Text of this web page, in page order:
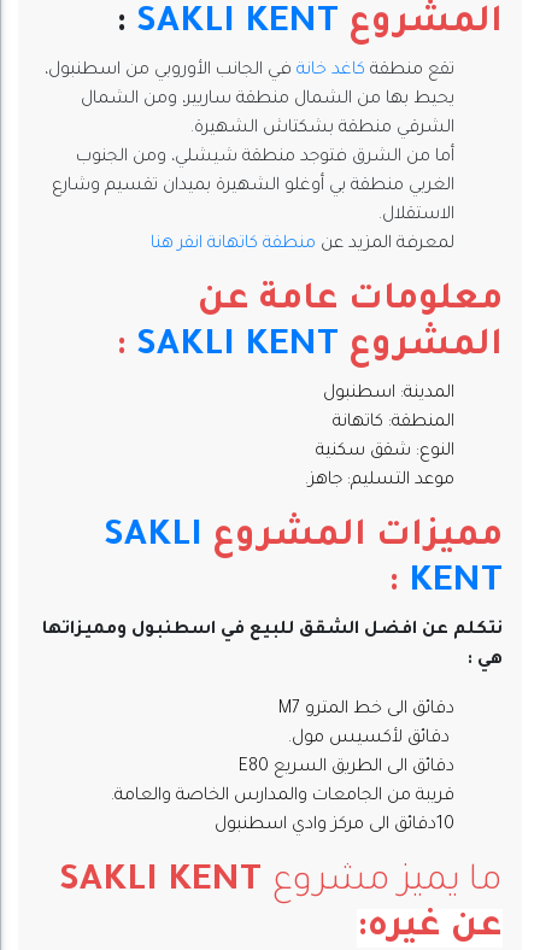
المشروع SAKLI KENT
:
تقع منطقة كاغد خانة في الجانب الأوروبي من اسطنبول،
يحيط بها من الشمال منطقة ساريير، ومن الشمال
الشرقي منطقة بشكتاش الشهيرة.
أما من الشرق فتوجد منطقة شيشلي، ومن الجنوب
الغربي منطقة بي أوغلو الشهيرة بميدان تقسيم وشارع
الاستقلال.
لمعرفة المزيد عن منطقة كاتهانة انقر هنا
معلومات عامة عن
المشروع SAKLI KENT
:
المدينة: اسطنبول
المنطقة: كاتهانة
النوع: شقق سكنية
موعد التسليم: جاهز.
مميزات المشروع SAKLI
KENT
:
نتكلم عن افضل الشقق للبيع في اسطنبول ومميزاتها
هي :
دقائق الى خط المترو M7
دقائق لأكسيس مول.
دقائق الى الطريق السريع E80
قريبة من الجامعات والمدارس الخاصة والعامة.
10دقائق الى مركز وادي اسطنبول
ما يميز مشروع SAKLI KENT
عن غيره: